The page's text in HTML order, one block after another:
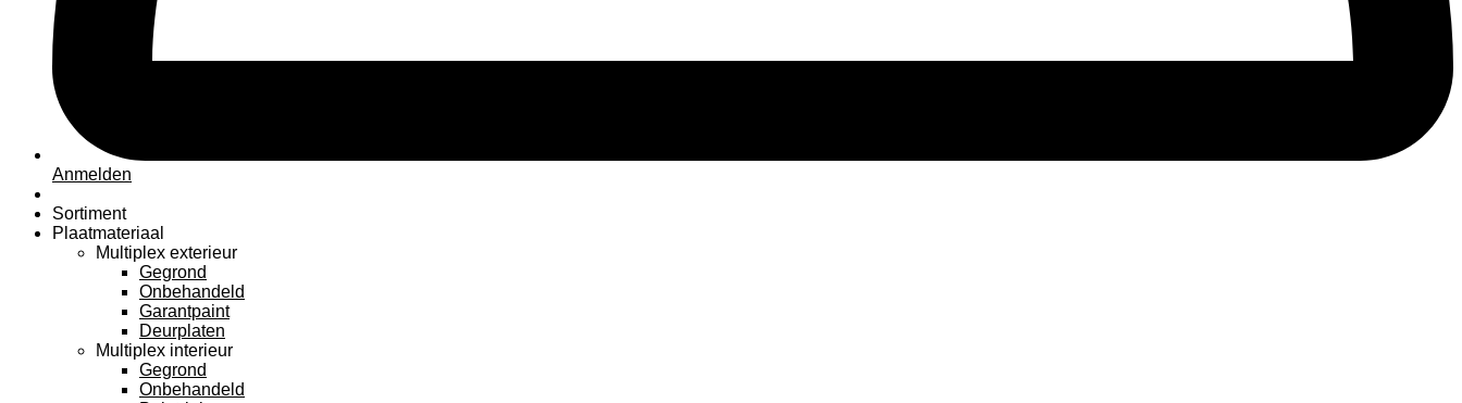
Anmelden
Sortiment
Plaatmateriaal
Multiplex exterieur
Gegrond
Onbehandeld
Garantpaint
Deurplaten
Multiplex interieur
Gegrond
Onbehandeld